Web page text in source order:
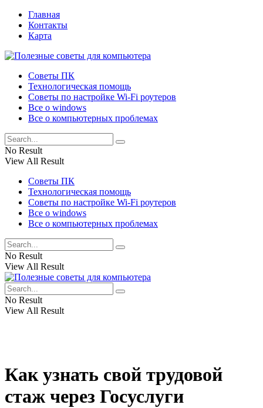
Главная
Контакты
Карта
Советы ПК
Технологическая помощь
Советы по настройке Wi-Fi роутеров
Все о windows
Все о компьютерных проблемах
No Result
View All Result
Советы ПК
Технологическая помощь
Советы по настройке Wi-Fi роутеров
Все о windows
Все о компьютерных проблемах
No Result
View All Result
No Result
View All Result
Как узнать свой трудовой
стаж через Госуслуги